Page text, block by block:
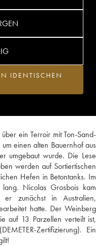
ein Terroir mit Ton-Sand-
einen alten Bauernhof aus
umgebaut wurde. Die Lese
werden auf Sortiertischen
Hefen in Betontanks. Im
Nicolas Grosbois kam
zunächst in Australien,
hatte. Der Weinberg
auf 13 Parzellen verteilt ist,
Zertifizierung). Ein
IDENTISCHEN